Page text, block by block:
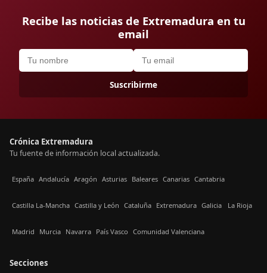
Recibe las noticias de Extremadura en tu
email
Suscribirme
Crónica Extremadura
Tu fuente de información local actualizada.
España Andalucía Aragón Asturias Baleares Canarias Cantabria
Castilla La-Mancha Castilla y León Cataluña Extremadura Galicia La Rioja
Madrid Murcia Navarra País Vasco Comunidad Valenciana
Secciones